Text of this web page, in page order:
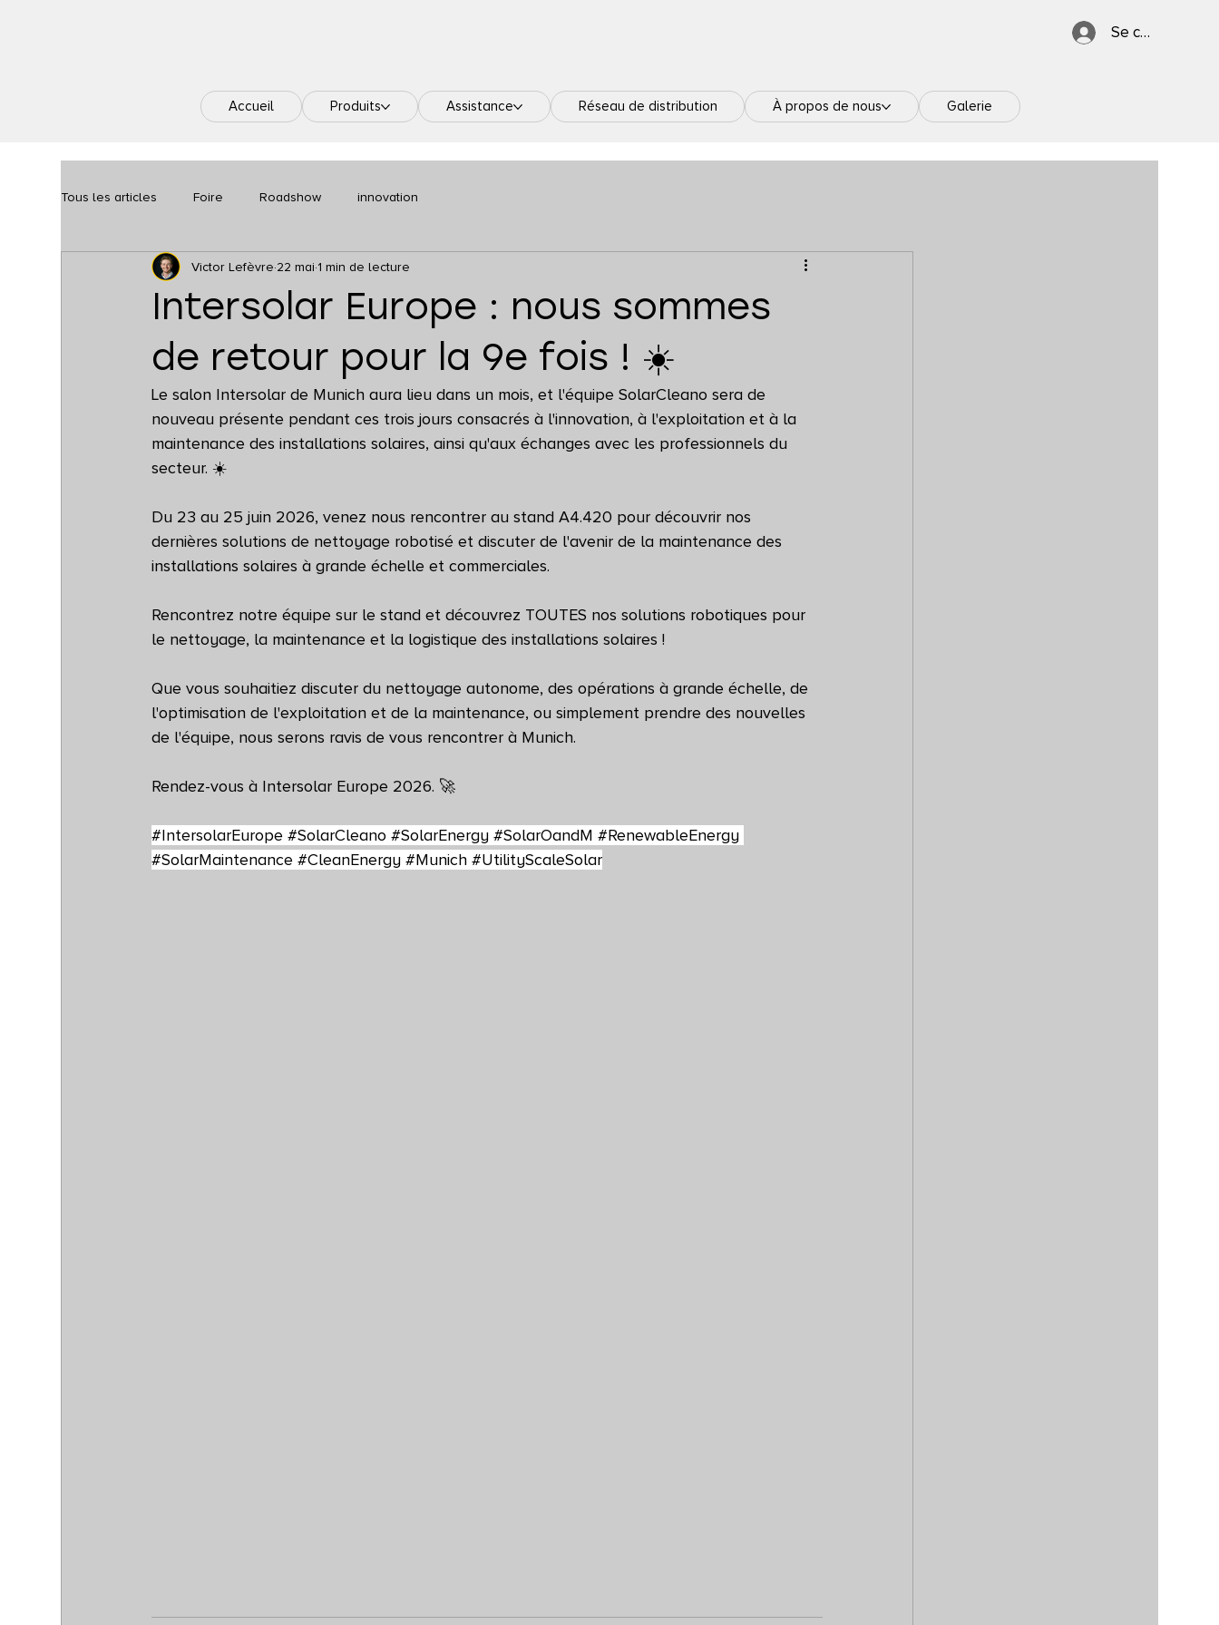
Accueil Produits Assistance Réseau de distribution À propos de nous Galerie
Se connecter
Tous les articles Foire Roadshow innovation
Intersolar Europe : nous sommes
de retour pour la 9e fois ! ☀️
Victor Lefèvre 22 mai 1 min de lecture
Le salon Intersolar de Munich aura lieu dans un mois, et l'équipe SolarCleano sera de
nouveau présente pendant ces trois jours consacrés à l'innovation, à l'exploitation et à la
maintenance des installations solaires, ainsi qu'aux échanges avec les professionnels du
secteur. ☀️
Du 23 au 25 juin 2026, venez nous rencontrer au stand A4.420 pour découvrir nos
dernières solutions de nettoyage robotisé et discuter de l'avenir de la maintenance des
installations solaires à grande échelle et commerciales.
Rencontrez notre équipe sur le stand et découvrez TOUTES nos solutions robotiques pour
le nettoyage, la maintenance et la logistique des installations solaires !
Que vous souhaitiez discuter du nettoyage autonome, des opérations à grande échelle, de
l'optimisation de l'exploitation et de la maintenance, ou simplement prendre des nouvelles
de l'équipe, nous serons ravis de vous rencontrer à Munich.
Rendez-vous à Intersolar Europe 2026. 🚀
#IntersolarEurope #SolarCleano #SolarEnergy #SolarOandM #RenewableEnergy
#SolarMaintenance #CleanEnergy #Munich #UtilityScaleSolar